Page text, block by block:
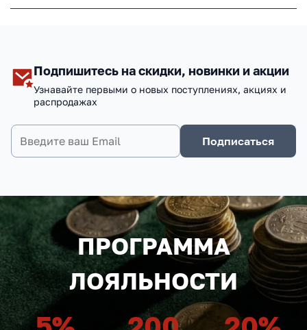
Подпишитесь на скидки, новинки и акции
Узнавайте первыми о новых поступлениях, акциях и
распродажах
Подписаться
ПРОГРАММА
ЛОЯЛЬНОСТИ